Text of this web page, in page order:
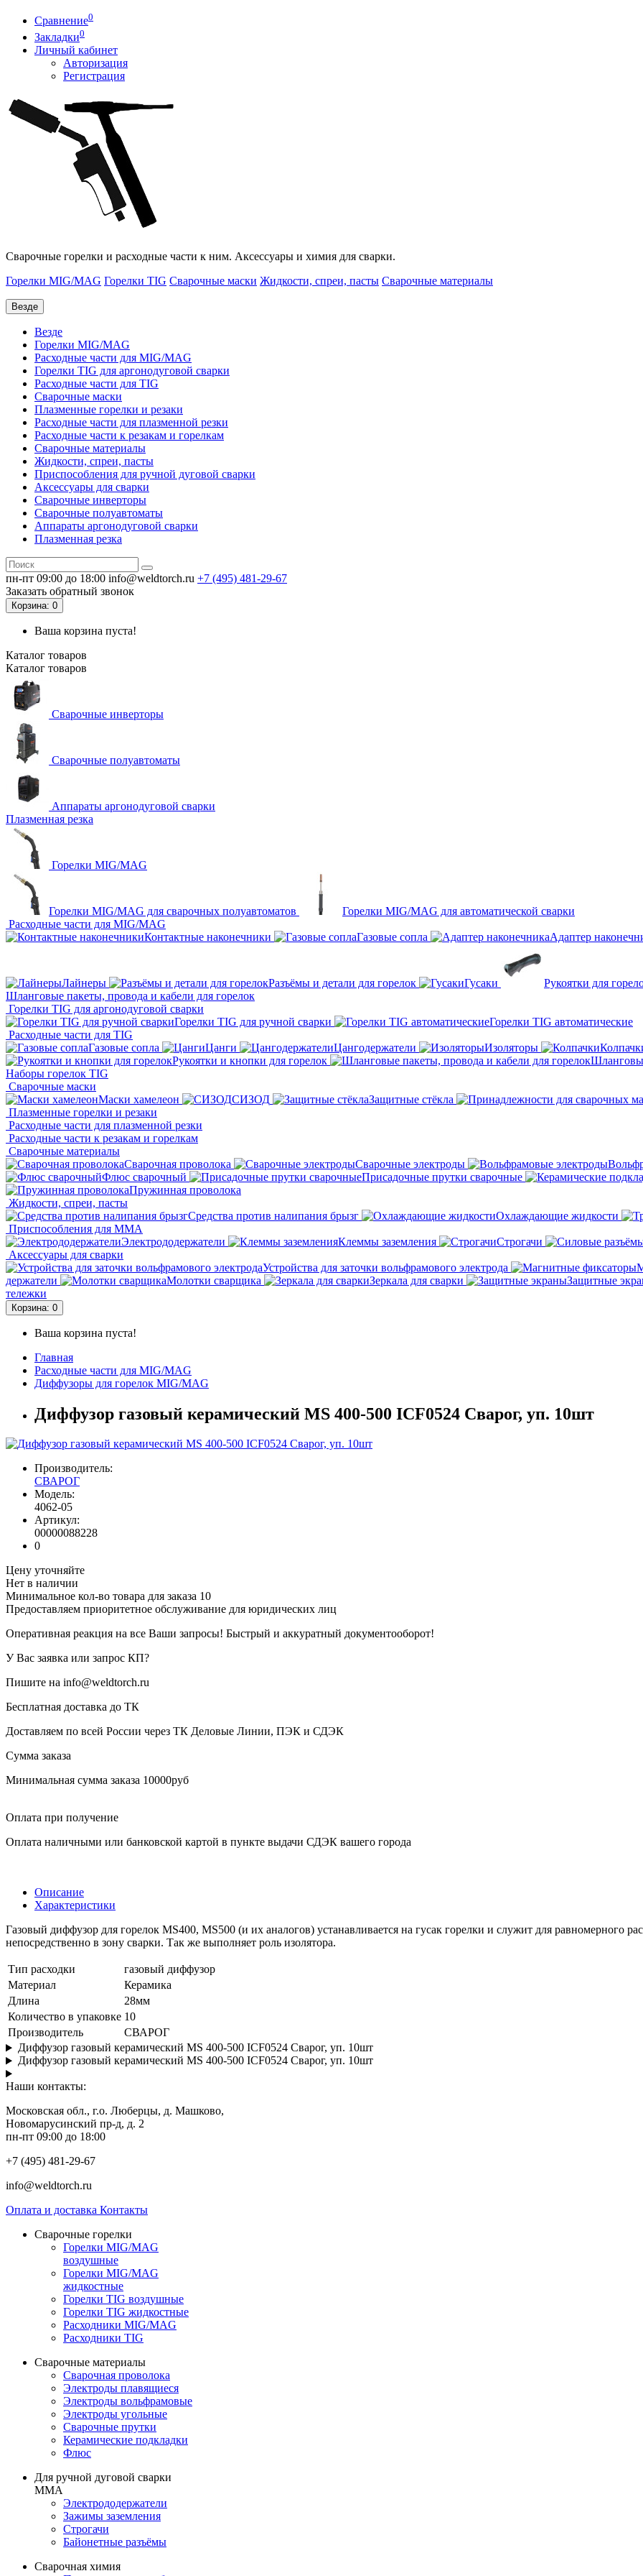
Сравнение0
Закладки0
Личный кабинет
Авторизация
Регистрация
Сварочные горелки и расходные части к ним. Аксессуары и химия для сварки.
Горелки MIG/MAG Горелки TIG Сварочные маски Жидкости, спреи, пасты Сварочные материалы
Везде
Везде
Горелки MIG/MAG
Расходные части для MIG/MAG
Горелки TIG для аргонодуговой сварки
Расходные части для TIG
Сварочные маски
Плазменные горелки и резаки
Расходные части для плазменной резки
Расходные части к резакам и горелкам
Сварочные материалы
Жидкости, спреи, пасты
Приспособления для ручной дуговой сварки
Аксессуары для сварки
Сварочные инверторы
Сварочные полуавтоматы
Аппараты аргонодуговой сварки
Плазменная резка
пн-пт 09:00 до 18:00 info@weldtorch.ru +7 (495) 481-29-67
Заказать обратный звонок
Корзина: 0
Ваша корзина пуста!
Каталог товаров
Каталог товаров
Сварочные инверторы
Сварочные полуавтоматы
Аппараты аргонодуговой сварки
Плазменная резка
Горелки MIG/MAG
Горелки MIG/MAG для сварочных полуавтоматов
Горелки MIG/MAG для автоматической сварки
Расходные части для MIG/MAG
Контактные наконечники
Газовые сопла Адаптер
Лайнеры Разъёмы и детали для горелок Гусаки
Рукоятки для
Шланговые пакеты, провода и кабели для горелок
Горелки TIG для аргонодуговой сварки
Горелки TIG для ручной сварки
Горелки TIG автоматические
Расходные части для TIG
Газовые сопла
Цанги Цангодержатели Изоляторы
Рукоятки и кнопки для горелок
Наборы горелок TIG
Сварочные маски
Маски хамелеон
СИЗОД Защитные стёкла
Плазменные горелки и резаки
Расходные части для плазменной резки
Расходные части к резакам и горелкам
Сварочные материалы
Сварочная проволока
Сварочные электроды
Флюс сварочный
Присадочные прутки сварочные
Пружинная проволока
Жидкости, спреи, пасты
Средства против налипания брызг
Охлаждающие жидкости
Приспособления для ММА
Электрододержатели
Клеммы заземления Строгачи
Аксессуары для сварки
Устройства для заточки вольфрамового электрода
держатели
Молотки сварщика Зеркала для сварки Защитные
тележки
Корзина: 0
Ваша корзина пуста!
Главная
Расходные части для MIG/MAG
Диффузоры для горелок MIG/MAG
Диффузор газовый керамический MS 400-500 ICF0524 Сварог, уп. 10шт
Производитель:
СВАРОГ
Модель:
4062-05
Артикул:
00000088228
0
Цену уточняйте
Нет в наличии
Минимальное кол-во товара для заказа 10
Предоставляем приоритетное обслуживание для юридических лиц
Оперативная реакция на все Ваши запросы! Быстрый и аккуратный документооборот!
У Вас заявка или запрос КП?
Пишите на info@weldtorch.ru
Бесплатная доставка до ТК
Доставляем по всей России через ТК Деловые Линии, ПЭК и СДЭК
Сумма заказа
Минимальная сумма заказа 10000руб
Оплата при получение
Оплата наличными или банковской картой в пункте выдачи СДЭК вашего города
Описание
Характеристики
Газовый диффузор для горелок MS400, MS500 (и их аналогов) устанавливается на гусак горелки и служит для равномерного
непосредственно в зону сварки. Так же выполняет роль изолятора.
Тип расходки
газовый диффузор
Материал
Керамика
Длина
28мм
Количество в упаковке 10
Производитель
СВАРОГ
Диффузор газовый керамический MS 400-500 ICF0524 Сварог, уп. 10шт
Диффузор газовый керамический MS 400-500 ICF0524 Сварог, уп. 10шт
Наши контакты:
Московская обл., г.о. Люберцы, д. Машково,
Новомарусинский пр-д, д. 2
пн-пт 09:00 до 18:00
+7 (495) 481-29-67
info@weldtorch.ru
Оплата и доставка Контакты
Сварочные горелки
Горелки MIG/MAG
воздушные
Горелки MIG/MAG
жидкостные
Горелки TIG воздушные
Горелки TIG жидкостные
Расходники MIG/MAG
Расходники TIG
Сварочные материалы
Сварочная проволока
Электроды плавящиеся
Электроды вольфрамовые
Электроды угольные
Сварочные прутки
Керамические подкладки
Флюс
Для ручной дуговой сварки
MMA
Электрододержатели
Зажимы заземления
Строгачи
Байонетные разъёмы
Сварочная химия